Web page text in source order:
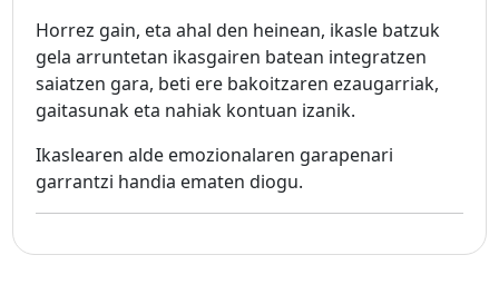
Horrez gain, eta ahal den heinean, ikasle batzuk
gela arruntetan ikasgairen batean integratzen
saiatzen gara, beti ere bakoitzaren ezaugarriak,
gaitasunak eta nahiak kontuan izanik.
Ikaslearen alde emozionalaren garapenari
garrantzi handia ematen diogu.